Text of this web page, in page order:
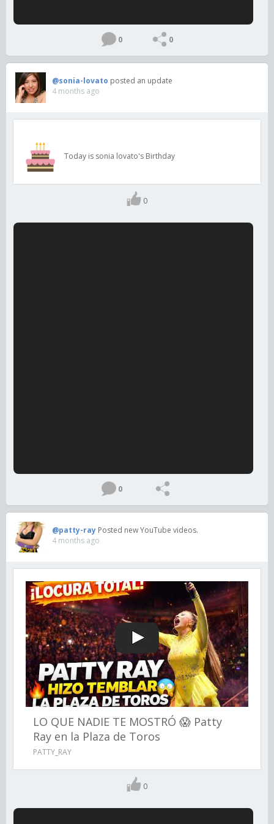
0 0
@sonia-lovato posted an update
4 months ago
Today is sonia lovato's Birthday
0
0
@patty-ray Posted new YouTube videos.
4 months ago
LO QUE NADIE TE MOSTRÓ 😱 Patty
Ray en la Plaza de Toros
PATTY_RAY
0